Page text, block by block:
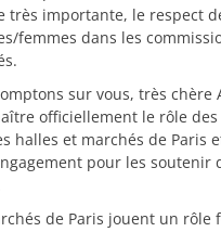
très importante, le respect
femmes dans les
sur vous, très chère
officiellement le rôle des
halles et marchés de Paris
pour les soutenir
de Paris jouent un rôle